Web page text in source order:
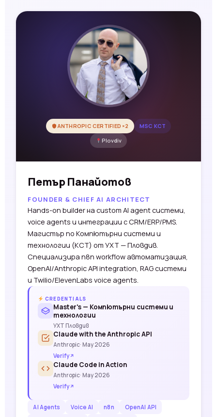
ANTHROPIC CERTIFIED ×2
MSC КСТ
Plovdiv
Петър Панайотов
FOUNDER & CHIEF AI ARCHITECT
Hands-on builder на custom AI agent системи,
voice agents и интеграции с CRM/ERP/PMS.
Магистър по Компютърни системи и
технологии (КСТ) от УХТ — Пловдив.
Специализира n8n workflow автоматизация,
OpenAI/Anthropic API integration, RAG системи
и Twilio/ElevenLabs voice agents.
CREDENTIALS
Master's — Компютърни системи и
технологии
УХТ Пловдив
Claude with the Anthropic API
Anthropic· May 2026
Verify
Claude Code in Action
Anthropic· May 2026
Verify
AI Agents Voice AI n8n
OpenAI API